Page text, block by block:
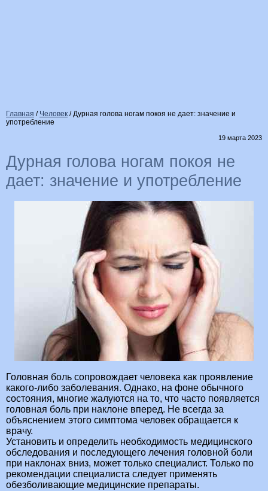
Главная / Человек /Дурная голова ногам покоя не дает: значение и
употребление
19 марта 2023
Дурная голова ногам покоя не
дает: значение и употребление
Головная боль сопровождает человека как проявление
какого-либо заболевания. Однако, на фоне обычного
состояния, многие жалуются на то, что часто появляется
головная боль при наклоне вперед. Не всегда за
объяснением этого симптома человек обращается к
врачу.
Установить и определить необходимость медицинского
обследования и последующего лечения головной боли
при наклонах вниз, может только специалист. Только по
рекомендации специалиста следует применять
обезболивающие медицинские препараты.